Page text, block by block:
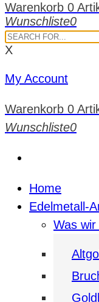
Warenkorb 0
Wunschliste0
X
My Account
Warenkorb 0
Wunschliste0
Home
Edelmetall-
Was